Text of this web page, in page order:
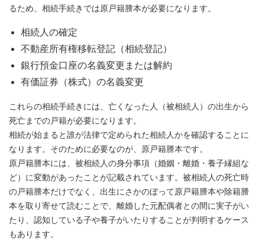
るため、相続手続きでは原戸籍謄本が必要になります。
相続人の確定
不動産所有権移転登記（相続登記）
銀行預金口座の名義変更または解約
有価証券（株式）の名義変更
これらの相続手続きには、亡くなった人（被相続人）の出生から
死亡までの戸籍が必要になります。
相続が始まると誰が法律で定められた相続人かを確認することに
なります。そのために必要なのが、原戸籍謄本です。
原戸籍謄本には、被相続人の身分事項（婚姻・離婚・養子縁組な
ど）に変動があったことが記載されています。被相続人の死亡時
の戸籍謄本だけでなく、出生にさかのぼって原戸籍謄本や除籍謄
本を取り寄せて読むことで、離婚した元配偶者との間に実子がい
たり、認知している子や養子がいたりすることが判明するケース
もあります。